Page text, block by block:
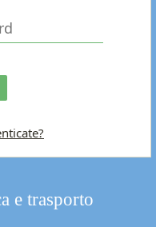
e trasporto